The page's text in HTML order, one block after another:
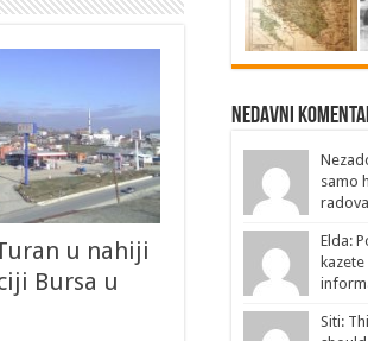
u nahiji
Bursa u
Nedavni
samo
Elda:
Siti: